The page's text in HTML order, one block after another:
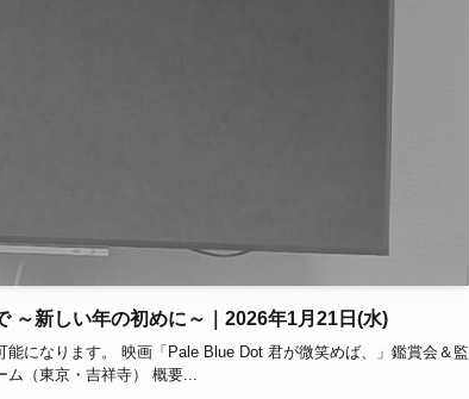
～新しい年の初めに～｜2026年1月21日(水)
になります。 映画「Pale Blue Dot 君が微笑めば、」鑑賞会＆監
ム（東京・吉祥寺） 概要...